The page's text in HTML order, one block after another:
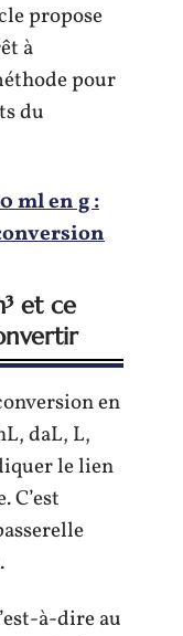
propose
à
pour
du
ml en g :
et ce
en
daL, L,
le lien
C’est
à-dire au